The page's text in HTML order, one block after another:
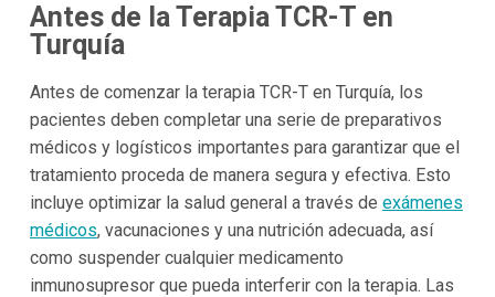
Antes de la Terapia TCR-T en
Turquía
Antes de comenzar la terapia TCR-T en Turquía, los
pacientes deben completar una serie de preparativos
médicos y logísticos importantes para garantizar que el
tratamiento proceda de manera segura y efectiva. Esto
incluye optimizar la salud general a través de exámenes
médicos, vacunaciones y una nutrición adecuada, así
como suspender cualquier medicamento
inmunosupresor que pueda interferir con la terapia. Las